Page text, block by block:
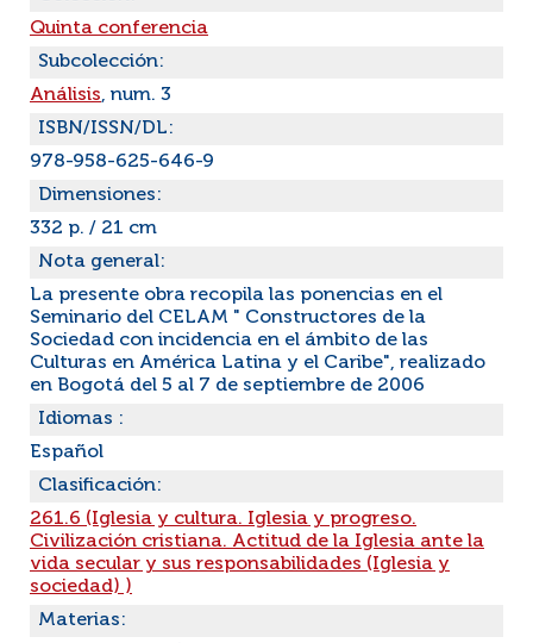
Quinta conferencia
Subcolección:
Análisis, num. 3
ISBN/ISSN/DL:
978-958-625-646-9
Dimensiones:
332 p. / 21 cm
Nota general:
La presente obra recopila las ponencias en el
Seminario del CELAM " Constructores de la
Sociedad con incidencia en el ámbito de las
Culturas en América Latina y el Caribe", realizado
en Bogotá del 5 al 7 de septiembre de 2006
Idiomas :
Español
Clasificación:
261.6 (Iglesia y cultura. Iglesia y progreso.
Civilización cristiana. Actitud de la Iglesia ante la
vida secular y sus responsabilidades (Iglesia y
sociedad) )
Materias: